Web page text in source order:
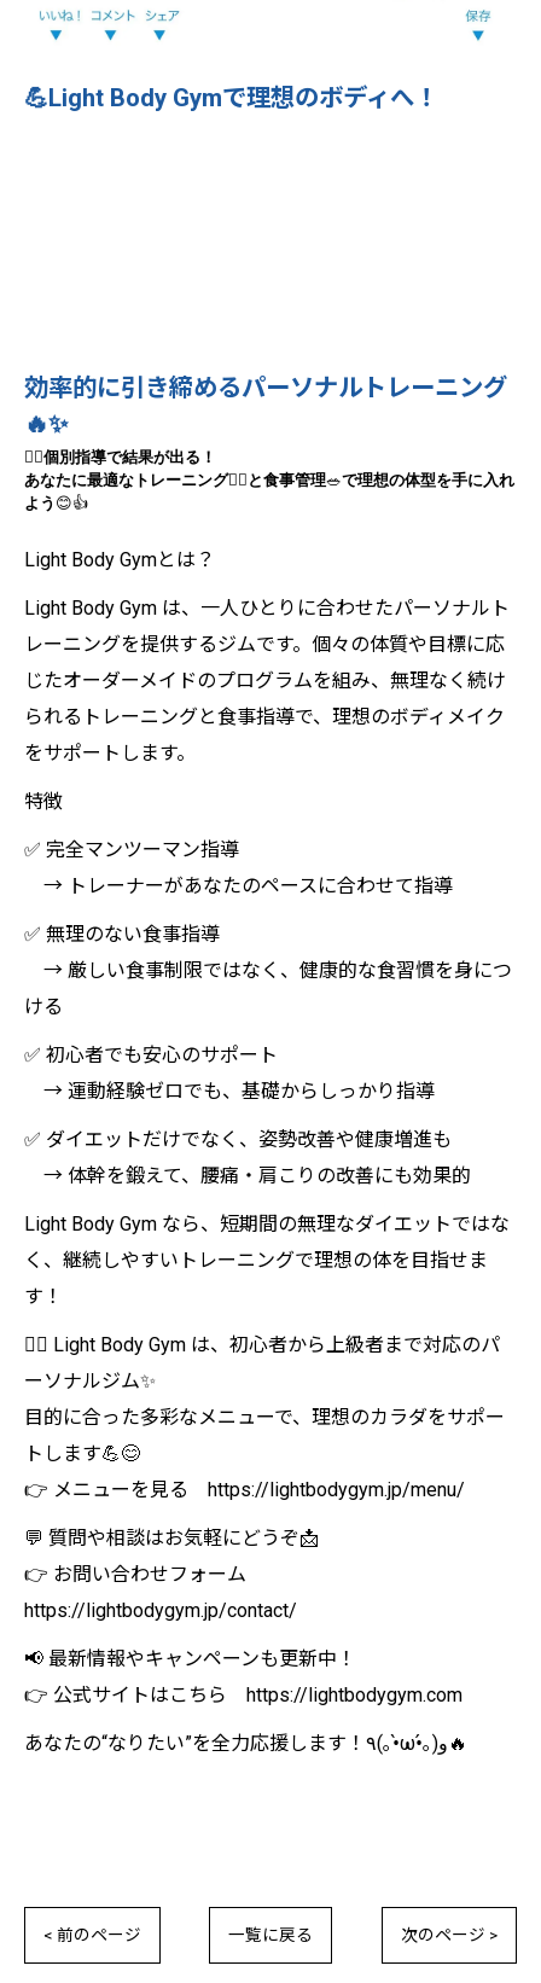
💪Light Body Gymで理想のボディへ！
効率的に引き締めるパーソナルトレーニング
🔥✨
🧘‍♀️個別指導で結果が出る！
あなたに最適なトレーニング🏋️‍♂️ と食事管理🥗で理想の体型を手に入れ
よう 😊👍
Light Body Gymとは？
Light Body Gym は、一人ひとりに合わせたパーソナルト
レーニングを提供するジムです。個々の体質や目標に応
じたオーダーメイドのプログラムを組み、無理なく続け
られるトレーニングと食事指導で、理想のボディメイク
をサポートします。
特徴
✅ 完全マンツーマン指導
→ トレーナーがあなたのペースに合わせて指導
✅ 無理のない食事指導
→ 厳しい食事制限ではなく、健康的な食習慣を身につ
ける
✅ 初心者でも安心のサポート
→ 運動経験ゼロでも、基礎からしっかり指導
✅ ダイエットだけでなく、姿勢改善や健康増進も
→ 体幹を鍛えて、腰痛・肩こりの改善にも効果的
Light Body Gym なら、短期間の無理なダイエットではな
く、継続しやすいトレーニングで理想の体を目指せま
す！
🏋️‍♀️ Light Body Gym は、初心者から上級者まで対応のパ
ーソナルジム✨
目的に合った多彩なメニューで、理想のカラダをサポー
トします💪😊
👉 メニューを見る https://lightbodygym.jp/menu/
💬 質問や相談はお気軽にどうぞ📩
👉 お問い合わせフォーム
https://lightbodygym.jp/contact/
📢 最新情報やキャンペーンも更新中！
👉 公式サイトはこちら https://lightbodygym.com
あなたの“なりたい”を全力応援します！٩(｡•̀ω•́｡)و🔥
< 前のページ 一覧に戻る 次のページ >